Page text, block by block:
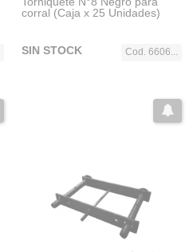
corral (Caja x 25 Unidades)
Cod. 6606...
SIN STOCK